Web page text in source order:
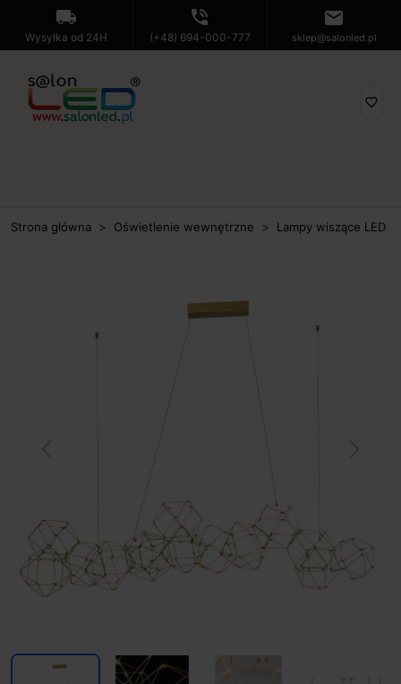
local_shipping
Wysyłka od 24H
phone_in_talk
(+48) 694-000-777
mail
sklep@salonled.pl
favorite_border
Strona główna Oświetlenie wewnętrzne Lampy wiszące LED